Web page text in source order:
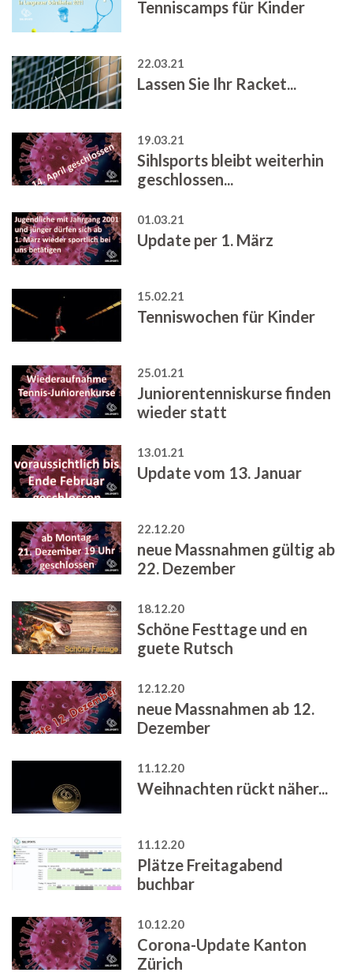
Tenniscamps für Kinder
22.03.21
Lassen Sie Ihr Racket...
19.03.21
Sihlsports bleibt weiterhin
geschlossen...
01.03.21
Update per 1. März
15.02.21
Tenniswochen für Kinder
25.01.21
Juniorentenniskurse finden
wieder statt
13.01.21
Update vom 13. Januar
22.12.20
neue Massnahmen gültig ab
22. Dezember
18.12.20
Schöne Festtage und en
guete Rutsch
12.12.20
neue Massnahmen ab 12.
Dezember
11.12.20
Weihnachten rückt näher...
11.12.20
Plätze Freitagabend
buchbar
10.12.20
Corona-Update Kanton
Zürich